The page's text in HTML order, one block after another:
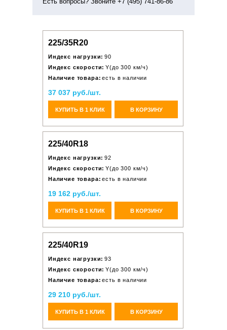
225/35R20
Индекс нагрузки: 90
Индекс скорости: Y(до 300 км/ч)
Наличие товара: есть в наличии
37 037 руб./шт.
КУПИТЬ В 1 КЛИК В КОРЗИНУ
225/40R18
Индекс нагрузки: 92
Индекс скорости: Y(до 300 км/ч)
Наличие товара: есть в наличии
19 162 руб./шт.
КУПИТЬ В 1 КЛИК В КОРЗИНУ
225/40R19
Индекс нагрузки: 93
Индекс скорости: Y(до 300 км/ч)
Наличие товара: есть в наличии
29 210 руб./шт.
КУПИТЬ В 1 КЛИК В КОРЗИНУ